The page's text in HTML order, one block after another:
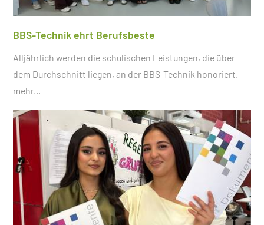
BBS-Technik ehrt Berufsbeste
Alljährlich werden die schulischen Leistungen, die über
dem Durchschnitt liegen, an der BBS-Technik honoriert.
mehr...